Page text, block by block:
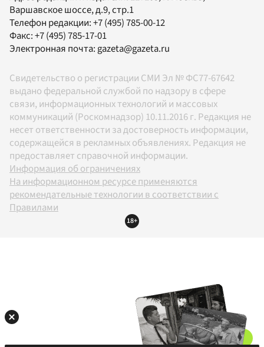
Варшавское шоссе, д.9, стр.1
Телефон редакции:+7 (495) 785-00-12
Факс:+7 (495) 785-17-01
Электронная почта: gazeta@gazeta.ru
Свидетельство о регистрации СМИ Эл № ФС77-67642
выдано федеральной службой по надзору в сфере
связи, информационных технологий и массовых
коммуникаций (Роскомнадзор) 10.11.2016 г. Редакция не
несет ответственности за достоверность информации,
содержащейся в рекламных объявлениях. Редакция не
предоставляет справочной информации.
Информация об ограничениях
На информационном ресурсе применяются
рекомендательные технологии в соответствии с
Правилами
18+